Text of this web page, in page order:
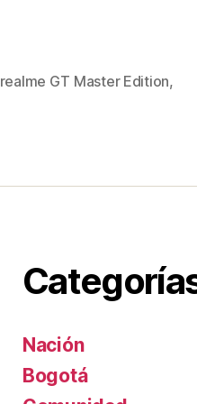
realme GT Master Edition,
Nación
Bogotá